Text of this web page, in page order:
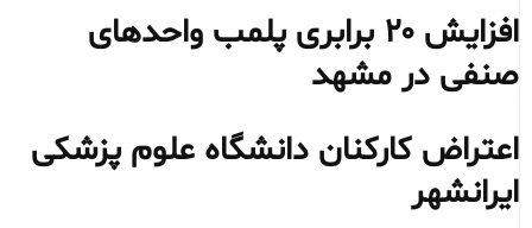
افزایش ۲۰ برابری پلمب واحدهای
صنفی در مشهد
اعتراض کارکنان دانشگاه علوم پزشکی
ایرانشهر